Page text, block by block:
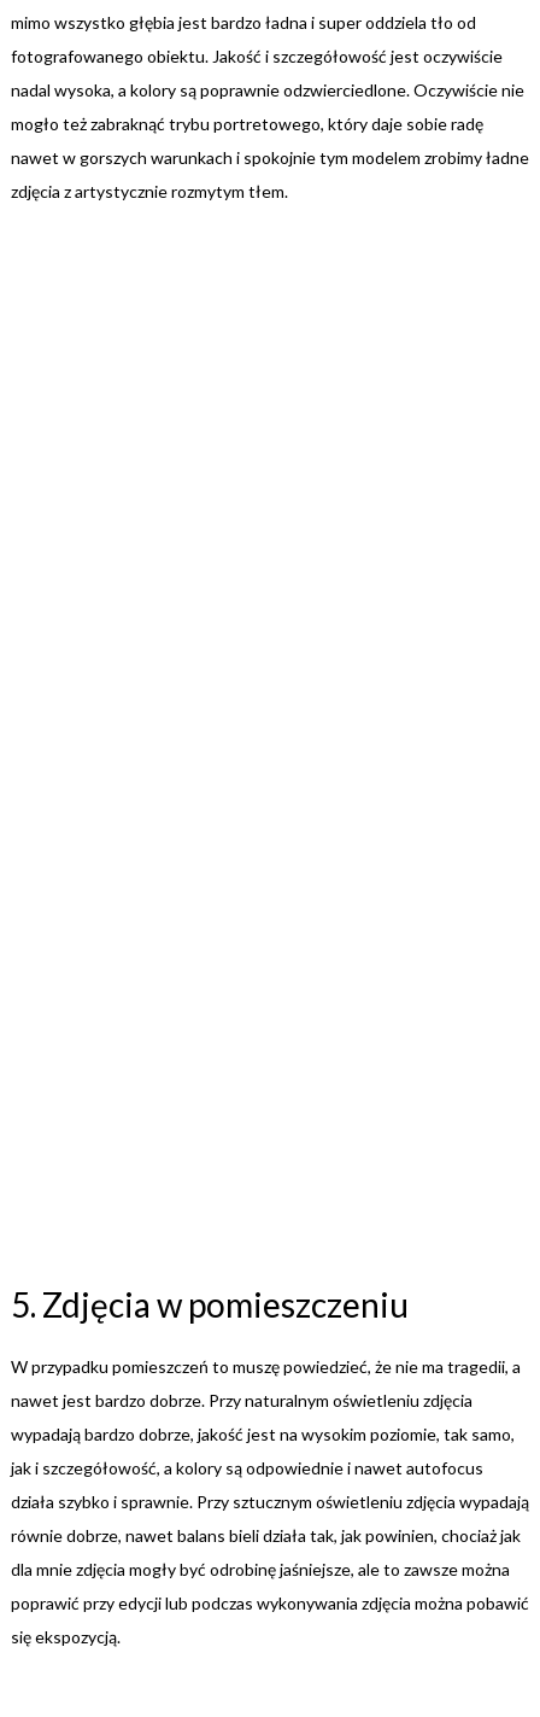
mimo wszystko głębia jest bardzo ładna i super oddziela tło od
fotografowanego obiektu. Jakość i szczegółowość jest oczywiście
nadal wysoka, a kolory są poprawnie odzwierciedlone. Oczywiście nie
mogło też zabraknąć trybu portretowego, który daje sobie radę
nawet w gorszych warunkach i spokojnie tym modelem zrobimy ładne
zdjęcia z artystycznie rozmytym tłem.
5. Zdjęcia w pomieszczeniu
W przypadku pomieszczeń to muszę powiedzieć, że nie ma tragedii, a
nawet jest bardzo dobrze. Przy naturalnym oświetleniu zdjęcia
wypadają bardzo dobrze, jakość jest na wysokim poziomie, tak samo,
jak i szczegółowość, a kolory są odpowiednie i nawet autofocus
działa szybko i sprawnie. Przy sztucznym oświetleniu zdjęcia wypadają
równie dobrze, nawet balans bieli działa tak, jak powinien, chociaż jak
dla mnie zdjęcia mogły być odrobinę jaśniejsze, ale to zawsze można
poprawić przy edycji lub podczas wykonywania zdjęcia można pobawić
się ekspozycją.